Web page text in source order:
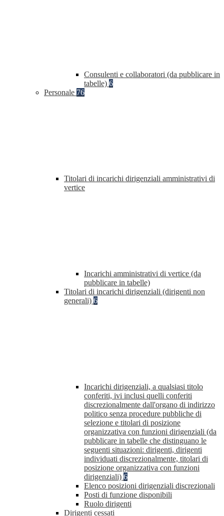
Consulenti e collaboratori (da pubblicare in
tabelle) 6
Personale 76
Titolari di incarichi dirigenziali amministrativi di
vertice
Incarichi amministrativi di vertice (da
pubblicare in tabelle)
Titolari di incarichi dirigenziali (dirigenti non
generali) 6
Incarichi dirigenziali, a qualsiasi titolo
conferiti, ivi inclusi quelli conferiti
discrezionalmente dall'organo di indirizzo
politico senza procedure pubbliche di
selezione e titolari di posizione
organizzativa con funzioni dirigenziali (da
pubblicare in tabelle che distinguano le
seguenti situazioni: dirigenti, dirigenti
individuati discrezionalmente, titolari di
posizione organizzativa con funzioni
dirigenziali) 6
Elenco posizioni dirigenziali discrezionali
Posti di funzione disponibili
Ruolo dirigenti
Dirigenti cessati